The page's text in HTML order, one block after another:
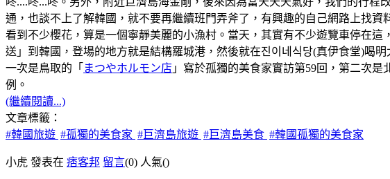
通，也談不上了解韓國，就不要再繼續班門弄斧了，有興趣的自己網路上找
看到不少櫻花，算是一個寧靜美麗的小漁村。當天，其實有不少遊覽車停在
送」到韓國，登場的地方就是結構羅城港，然後就在진이네식당(真伊食堂)喝
一次是鳥取的「 まつやホルモン店 」寫於孤獨的美食家實訪第59回，第二次是
例。
(繼續閱讀...)
文章標籤：
#韓國旅遊 #孤獨的美食家 #巨濟島旅遊 #巨濟島美食 #韓國孤獨的美食家
小虎 發表在 痞客邦 留言(0) 人氣()